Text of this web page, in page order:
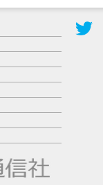
登録有形文
化財となっ
た東北大植
物園八...